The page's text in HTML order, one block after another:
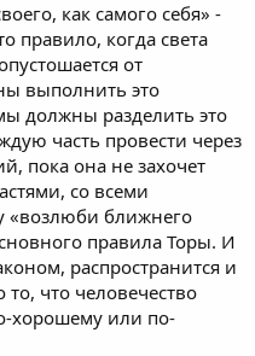
как самого себя» -
правило, когда света
от
выполнить это
должны разделить это
часть провести через
пока она не захочет
со всеми
«возлюби ближнего
правила Торы. И
распространится и
что человечество
хорошему или по-